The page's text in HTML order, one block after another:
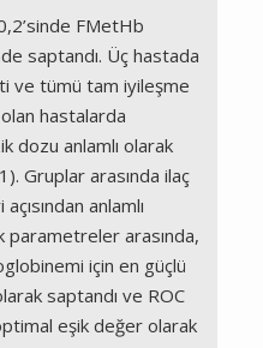
FMetHb
saptandı. Üç hastada
ve tümü tam iyileşme
hastalarda
dozu anlamlı olarak
Gruplar arasında ilaç
anlamlı
parametreler arasında,
için en güçlü
saptandı ve ROC
eşik değer olarak